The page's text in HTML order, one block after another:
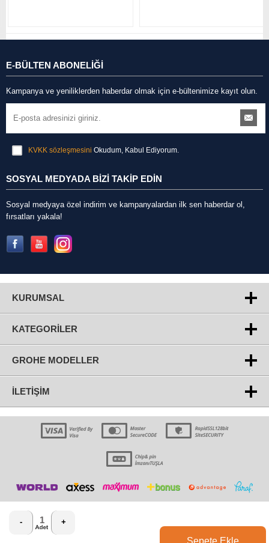
- +
Sepete Ekle
E-BÜLTEN ABONELİĞİ
Kampanya ve yeniliklerden haberdar olmak için e-bültenimize kayıt olun.
KVKK sözleşmesini Okudum, Kabul Ediyorum.
SOSYAL MEDYADA BİZİ TAKİP EDİN
Sosyal medyaya özel indirim ve kampanyalardan ilk sen haberdar ol,
fırsatları yakala!
KURUMSAL
KATEGORILER
GROHE MODELLER
İLETIŞIM